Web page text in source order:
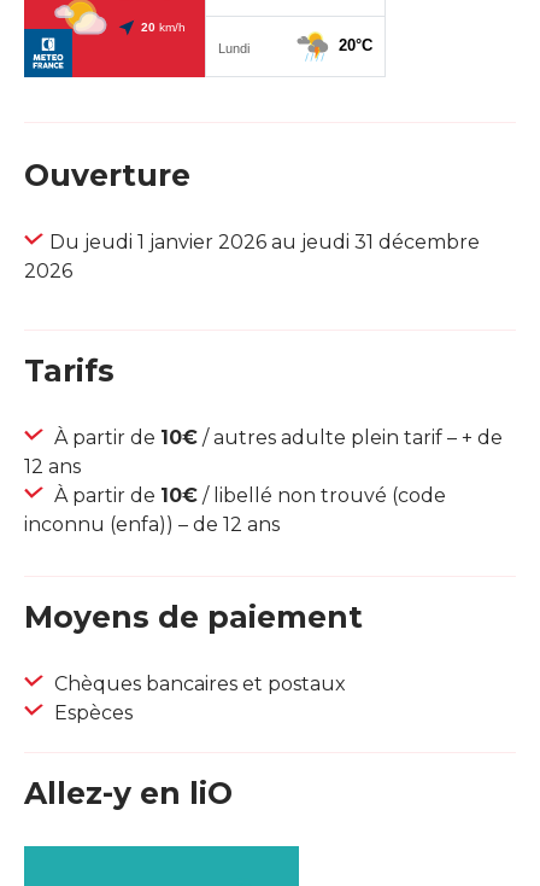
Ouverture
Du jeudi 1 janvier 2026 au jeudi 31 décembre
2026
Tarifs
À partir de 10€ / autres adulte plein tarif – + de
12 ans
À partir de 10€ / libellé non trouvé (code
inconnu (enfa)) – de 12 ans
Moyens de paiement
Chèques bancaires et postaux
Espèces
Allez-y en liO